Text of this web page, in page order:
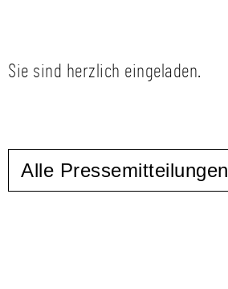
Sie sind herzlich eingeladen.
Alle